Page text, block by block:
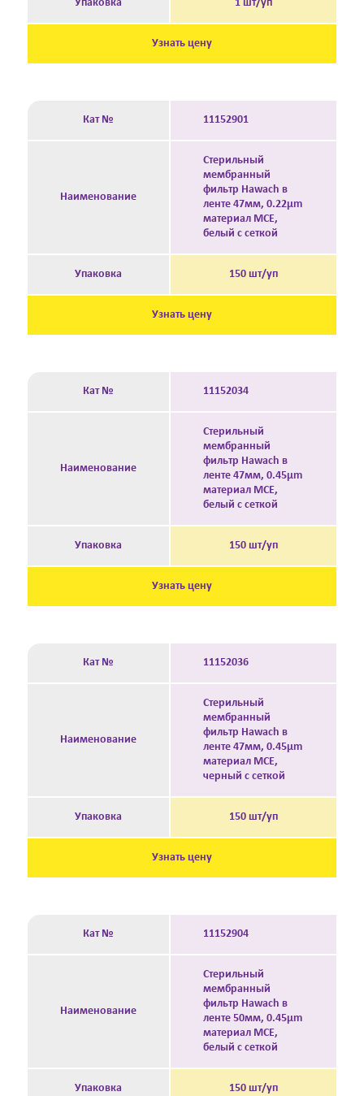
Упаковка 1 шт/уп
Узнать цену
Кат № 11152901
Наименование
Стерильный
мембранный
фильтр Hawach в
ленте 47мм, 0.22μm
материал MCE,
белый с сеткой
Упаковка 150 шт/уп
Узнать цену
Кат № 11152034
Наименование
Стерильный
мембранный
фильтр Hawach в
ленте 47мм, 0.45μm
материал MCE,
белый с сеткой
Упаковка 150 шт/уп
Узнать цену
Кат № 11152036
Наименование
Стерильный
мембранный
фильтр Hawach в
ленте 47мм, 0.45μm
материал MCE,
черный с сеткой
Упаковка 150 шт/уп
Узнать цену
Кат № 11152904
Наименование
Стерильный
мембранный
фильтр Hawach в
ленте 50мм, 0.45μm
материал MCE,
белый с сеткой
Упаковка 150 шт/уп